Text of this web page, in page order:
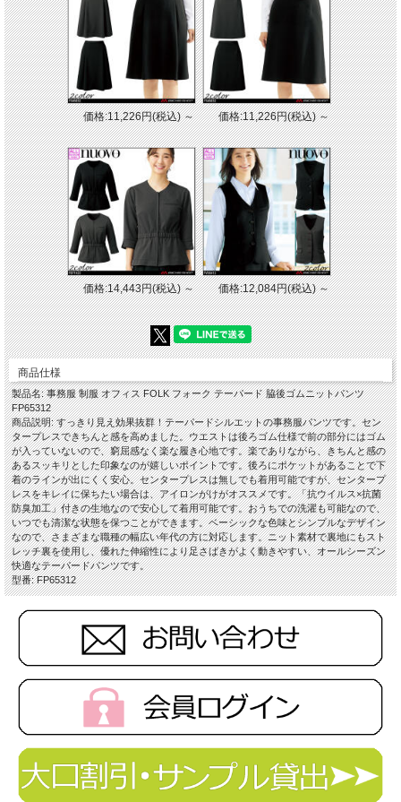
■素材
キャラメルワッフル（ポリエステル100%）
■特徴
・ホームクリーニング
・総裏
・サイドポケット
・抗菌防臭加工
・両腰ポケット
・生地厚2
・股下70cm
※取り寄せ商品、在庫有無、納期後日連絡
価格:11,226円(税込)～ 価格:11,226円(税込)～
価格:14,443円(税込)～ 価格:12,084円(税込)～
商品仕様
製品名: 事務服 制服 オフィス FOLK フォーク テーパード 脇後ゴムニットパンツ
FP65312
商品説明: すっきり見え効果抜群！テーパードシルエットの事務服パンツです。セン
タープレスできちんと感を高めました。ウエストは後ろゴム仕様で前の部分にはゴム
が入っていないので、窮屈感なく楽な履き心地です。楽でありながら、きちんと感の
あるスッキリとした印象なのが嬉しいポイントです。後ろにポケットがあることで下
着のラインが出にくく安心。センタープレスは無しでも着用可能ですが、センタープ
レスをキレイに保ちたい場合は、アイロンがけがオススメです。「抗ウイルス×抗菌
防臭加工」付きの生地なので安心して着用可能です。おうちでの洗濯も可能なので、
いつでも清潔な状態を保つことができます。ベーシックな色味とシンプルなデザイン
なので、さまざまな職種の幅広い年代の方に対応します。ニット素材で裏地にもスト
レッチ裏を使用し、優れた伸縮性により足さばきがよく動きやすい、オールシーズン
快適なテーパードパンツです。
型番: FP65312